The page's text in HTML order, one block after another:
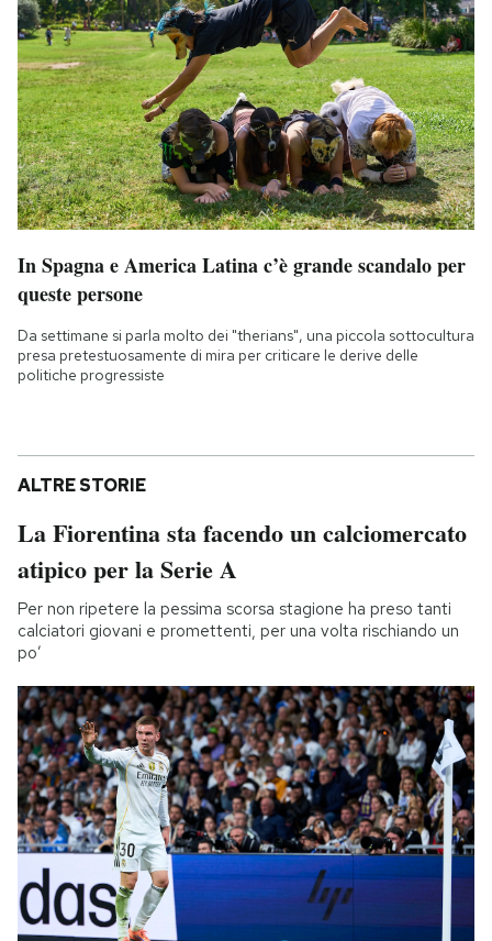
In Spagna e America Latina c’è grande scandalo per
queste persone
Da settimane si parla molto dei "therians", una piccola sottocultura
presa pretestuosamente di mira per criticare le derive delle
politiche progressiste
ALTRE STORIE
La Fiorentina sta facendo un calciomercato
atipico per la Serie A
Per non ripetere la pessima scorsa stagione ha preso tanti
calciatori giovani e promettenti, per una volta rischiando un
po’